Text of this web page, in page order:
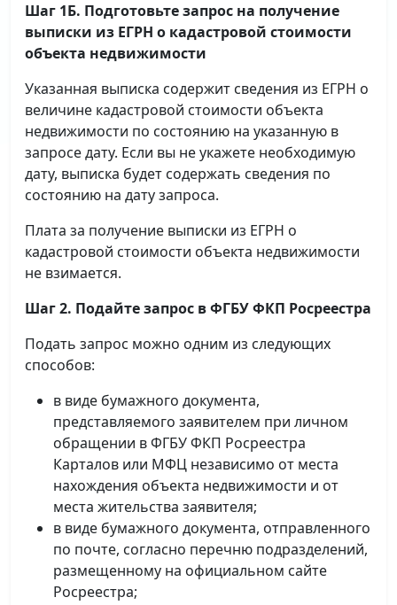
Шаг 1Б. Подготовьте запрос на получение
выписки из ЕГРН о кадастровой стоимости
объекта недвижимости
Указанная выписка содержит сведения из ЕГРН о
величине кадастровой стоимости объекта
недвижимости по состоянию на указанную в
запросе дату. Если вы не укажете необходимую
дату, выписка будет содержать сведения по
состоянию на дату запроса.
Плата за получение выписки из ЕГРН о
кадастровой стоимости объекта недвижимости
не взимается.
Шаг 2. Подайте запрос в ФГБУ ФКП Росреестра
Подать запрос можно одним из следующих
способов:
в виде бумажного документа,
представляемого заявителем при личном
обращении в ФГБУ ФКП Росреестра
Карталов или МФЦ независимо от места
нахождения объекта недвижимости и от
места жительства заявителя;
в виде бумажного документа, отправленного
по почте, согласно перечню подразделений,
размещенному на официальном сайте
Росреестра;